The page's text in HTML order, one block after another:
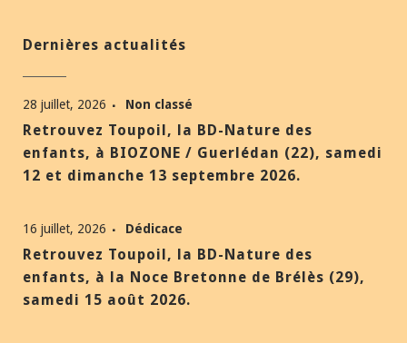
Dernières actualités
28 juillet, 2026 Non classé
Retrouvez Toupoil, la BD-Nature des
enfants, à BIOZONE / Guerlédan (22), samedi
12 et dimanche 13 septembre 2026.
16 juillet, 2026 Dédicace
Retrouvez Toupoil, la BD-Nature des
enfants, à la Noce Bretonne de Brélès (29),
samedi 15 août 2026.